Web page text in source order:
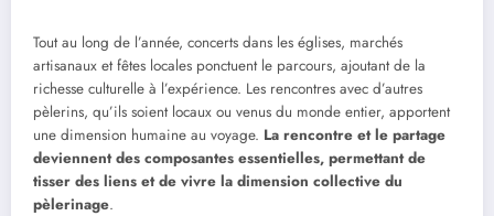
Tout au long de l’année, concerts dans les églises, marchés
artisanaux et fêtes locales ponctuent le parcours, ajoutant de la
richesse culturelle à l’expérience. Les rencontres avec d’autres
pèlerins, qu’ils soient locaux ou venus du monde entier, apportent
une dimension humaine au voyage. La rencontre et le partage
deviennent des composantes essentielles, permettant de
tisser des liens et de vivre la dimension collective du
pèlerinage.